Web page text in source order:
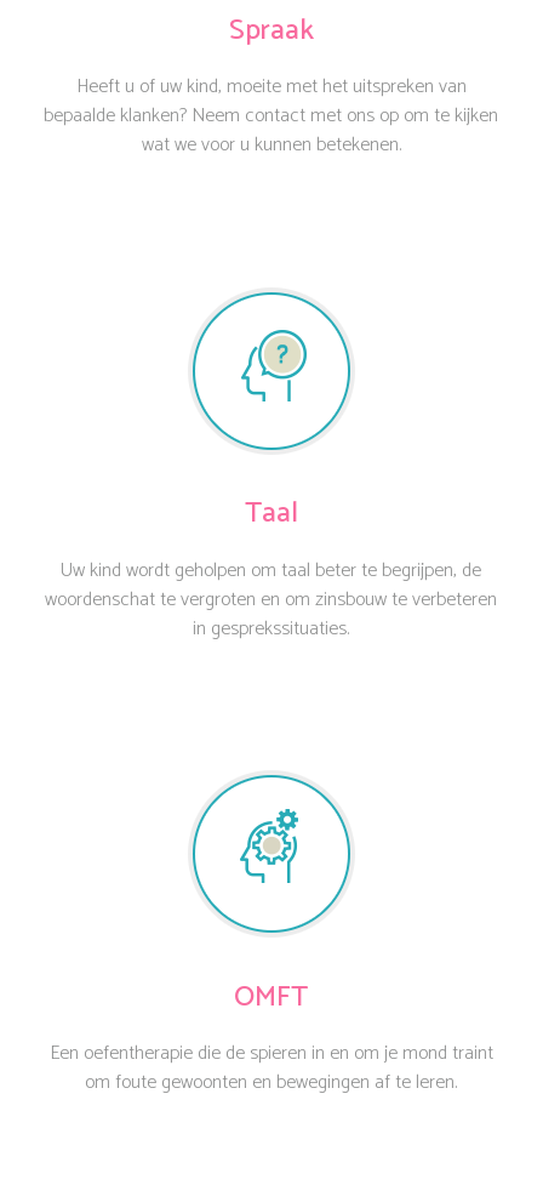
Spraak
Heeft u of uw kind, moeite met het uitspreken van
bepaalde klanken? Neem contact met ons op om te kijken
wat we voor u kunnen betekenen.
Taal
Uw kind wordt geholpen om taal beter te begrijpen, de
woordenschat te vergroten en om zinsbouw te verbeteren
in gesprekssituaties.
OMFT
Een oefentherapie die de spieren in en om je mond traint
om foute gewoonten en bewegingen af te leren.